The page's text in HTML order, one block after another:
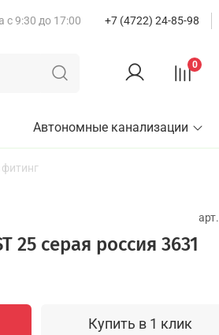
с 9:30 до 17:00 +7 (4722) 24-85-98
0
Автономные канализации
арт.
25 серая россия 3631
Купить в 1 клик